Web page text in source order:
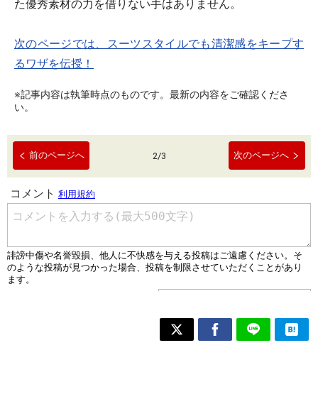
た優秀素材の力を借りない手はありません。
次のページでは、スーツスタイルでも清潔感をキープす
るワザを伝授！
※記事内容は執筆時点のものです。最新の内容をご確認くださ
い。
前のページへ 2/3 次のページへ